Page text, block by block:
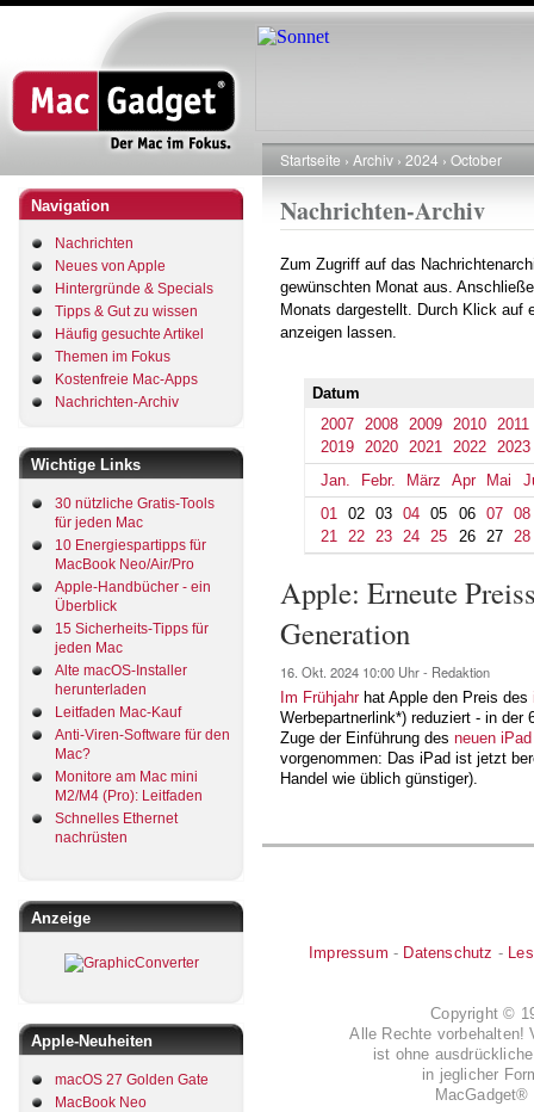
Direkt
zum
Navigation
Nachrichten
Neues von Apple
Hintergründe & Specials
Tipps & Gut zu wissen
Häufig gesuchte Artikel
Themen im Fokus
Kostenfreie Mac-Apps
Nachrichten-Archiv
Wichtige Links
30 nützliche Gratis-Tools
für jeden Mac
10 Energiespartipps für
MacBook Neo/Air/Pro
Apple-Handbücher - ein
Überblick
15 Sicherheits-Tipps für
jeden Mac
Alte macOS-Installer
herunterladen
Leitfaden Mac-Kauf
Anti-Viren-Software für den
Mac?
Monitore am Mac mini
M2/M4 (Pro): Leitfaden
Schnelles Ethernet
nachrüsten
Anzeige
Apple-Neuheiten
macOS 27 Golden Gate
MacBook Neo
Pfadnavigation
Startseite Archiv 2024 October
Nachrichten-Archiv
Zum Zugriff auf das
gewünschten Monat aus.
Monats dargestellt. Durch Klick auf
anzeigen lassen.
Datum
2007
2008 2009 2010
2011
2019
2020 2021 2022
2023
Jan.
Febr. März Apr Mai
01
02 03 04 05 06 07
08
21
22 23 24 25 26 27 28
Apple: Erneute
Generation
16. Okt. 2024 10:00 Uhr - Redaktion
Im Frühjahrhat Apple den Preis des
Werbepartnerlink*) reduziert - in der
Zuge der Einführung des neuen
vorgenommen: Das iPad ist jetzt
Handel wie üblich günstiger).
Impressum - Datenschutz -
Copyright ©
Alle Rechte vorbehalten!
ist ohne
in jeglicher
MacGadget®